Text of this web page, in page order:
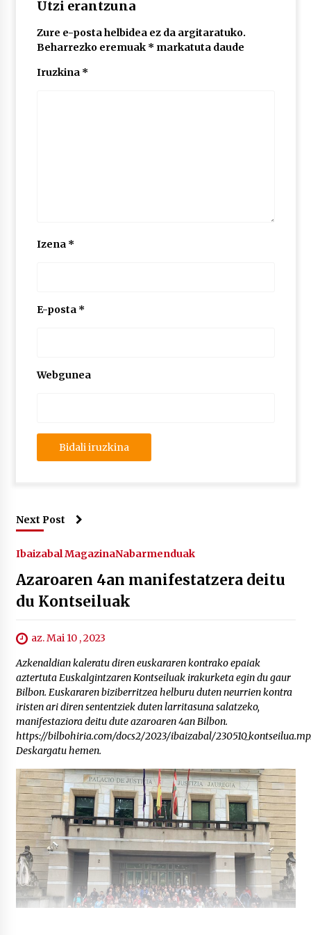
2026/07/03
MUSIBLA #297: Bide, Boards Of Canada, Somak,
Tiga, Twisted Teens, Underscores, Habia
Utzi erantzuna
Zure e-posta helbidea ez da argitaratuko.
Beharrezko eremuak * markatuta daude
Iruzkina *
Izena *
E-posta *
Webgunea
Next Post
Ibaizabal MagazinaNabarmenduak
Azaroaren 4an manifestatzera deitu
du Kontseiluak
az. Mai 10 , 2023
Azkenaldian kaleratu diren euskararen kontrako epaiak
aztertuta Euskalgintzaren Kontseiluak irakurketa egin du gaur
Bilbon. Euskararen biziberritzea helburu duten neurrien kontra
iristen ari diren sententziek duten larritasuna salatzeko,
manifestaziora deitu dute azaroaren 4an Bilbon.
https://bilbohiria.com/docs2/2023/ibaizabal/
Deskargatu hemen.